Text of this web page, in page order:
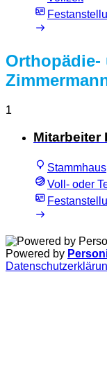
Orthopädie-
1
Mitarbeiter
Stammhaus
Voll- oder
Powered by